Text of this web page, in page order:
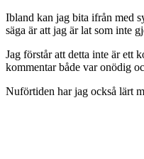
Ibland kan jag bita ifrån med
säga är att jag är lat som inte
Jag förstår att detta inte är ett
kommentar både var onödig
Nuförtiden har jag också lärt